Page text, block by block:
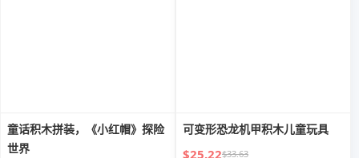
童话积木拼装，《小红帽》探险
世界
可变形恐龙机甲积木儿童玩具
$25.22$33.63